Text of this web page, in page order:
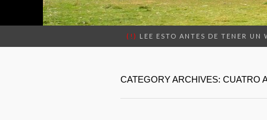
(!) LEE ESTO ANTES DE TENER UN
CATEGORY ARCHIVES: CUATRO